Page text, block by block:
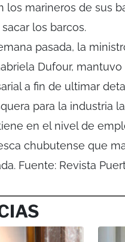
los marineros de sus
los barcos.
pasada, la
Dufour,
a fin de ultimar
para la industria
en el nivel de
chubutense que
Fuente: Revista